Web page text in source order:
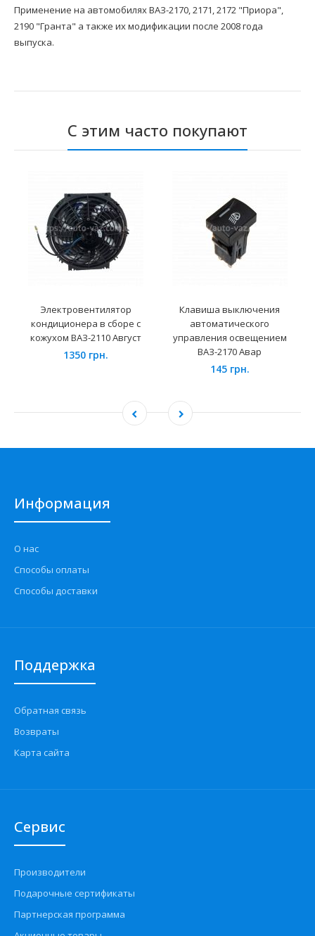
Применение на автомобилях ВАЗ-2170, 2171, 2172 "Приора",
2190 "Гранта" а также их модификации после 2008 года
выпуска.
С этим часто покупают
Электровентилятор
кондиционера в сборе с
кожухом ВАЗ-2110 Август
1350 грн.
Клавиша выключения
автоматического
управления освещением
ВАЗ-2170 Авар
145 грн.
Информация
О нас
Способы оплаты
Способы доставки
Поддержка
Обратная связь
Возвраты
Карта сайта
Сервис
Производители
Подарочные сертификаты
Партнерская программа